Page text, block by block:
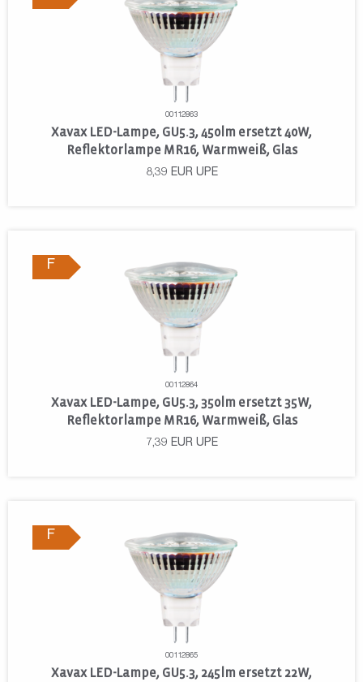
00112863
Xavax LED-Lampe, GU5.3, 450lm ersetzt 40W,
Reflektorlampe MR16, Warmweiß, Glas
8,39 EUR UPE
F
00112864
Xavax LED-Lampe, GU5.3, 350lm ersetzt 35W,
Reflektorlampe MR16, Warmweiß, Glas
7,39 EUR UPE
F
00112865
Xavax LED-Lampe, GU5.3, 245lm ersetzt 22W,